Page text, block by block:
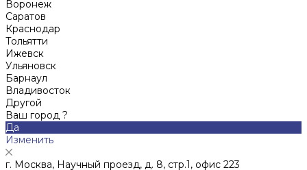
Воронеж
Саратов
Краснодар
Тольятти
Ижевск
Ульяновск
Барнаул
Владивосток
Другой
Ваш город ?
Да
Изменить
г. Москва, Научный проезд, д. 8, стр.1, офис 223